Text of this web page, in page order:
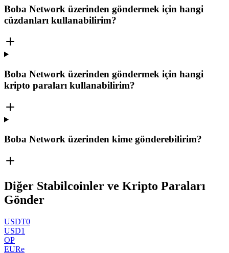
Boba Network üzerinden göndermek için hangi
cüzdanları kullanabilirim?
Boba Network üzerinden göndermek için hangi
kripto paraları kullanabilirim?
Boba Network üzerinden kime gönderebilirim?
Diğer Stabilcoinler ve Kripto Paraları
Gönder
USDT0
USD1
OP
EURe